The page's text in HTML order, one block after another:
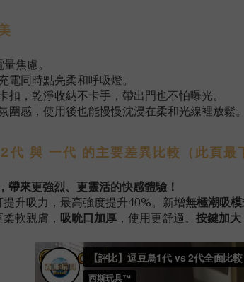
焦慮。
電同時點亮柔和呼吸燈。
扣，乾淨收納不卡手，帶出門也不怕曝光。
圍感，使用後也能慢慢沈浸在柔和光線裡放鬆。
與 一代 的主要差異比較（此頁最
帶來更強烈、更靈活的快感體驗！
提升吸力，最高強度提升40%。新增無極潮吸
軟親膚， 吸吮口加厚 ，使用更舒適。 按鍵加大